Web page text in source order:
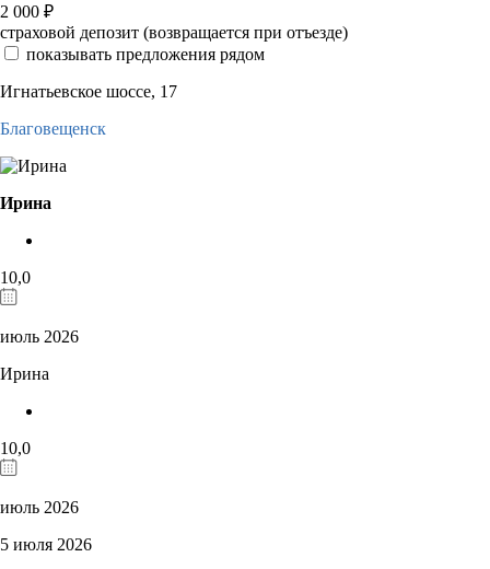
2 000 ₽
страховой депозит (возвращается при отъезде)
показывать предложения рядом
Игнатьевское шоссе, 17
Благовещенск
Ирина
10,0
июль 2026
Ирина
10,0
июль 2026
5 июля 2026